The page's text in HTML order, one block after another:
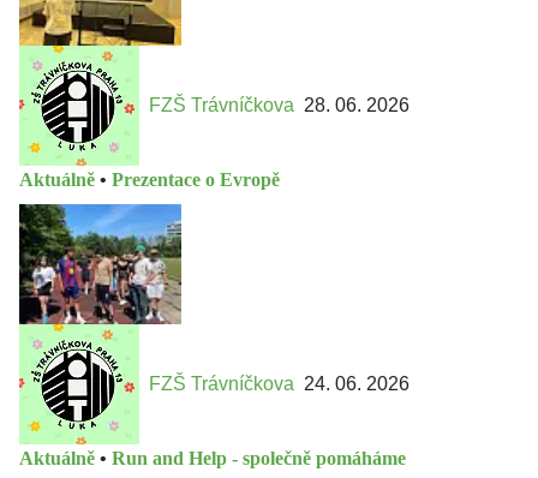
FZŠ Trávníčkova 28. 06. 2026
Aktuálně • Prezentace o Evropě
FZŠ Trávníčkova 24. 06. 2026
Aktuálně • Run and Help - společně pomáháme